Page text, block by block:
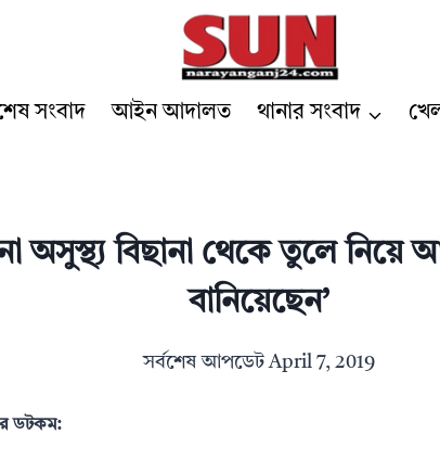
সংবাদ আইন আদালত থানার সংবাদ
অসুস্থ্য বিছানা থেকে তুলে নিয়ে
বানিয়েছেন’
সর্বশেষ আপডেটApril 7, 2019
ডটকম: